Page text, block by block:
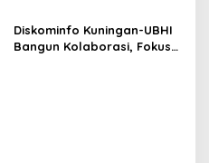
Sekolah Capai 8,5 Tahun,
Angka ATS Terus Menurun
Diskominfo Kuningan-UBHI
Bangun Kolaborasi, Fokus